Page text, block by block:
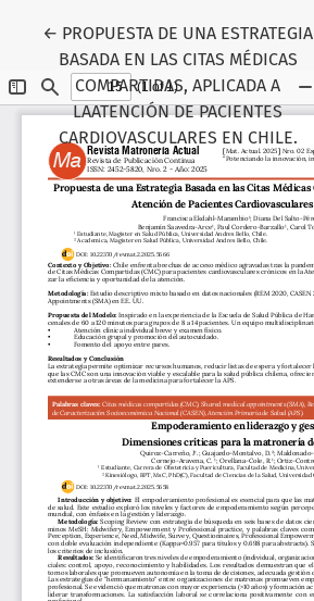
← Volver a los detalles del artículo
PROPUESTA DE UNA ESTRATEGIA
BASADA EN LAS CITAS MÉDICAS
COMPARTIDAS, APLICADA A
LAATENCIÓN DE PACIENTES
CARDIOVASCULARES EN CHILE.